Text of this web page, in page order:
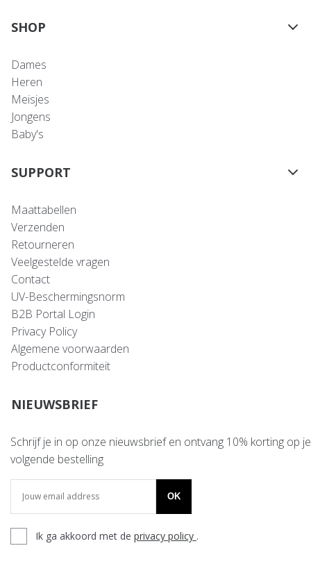
SHOP
Dames
Heren
Meisjes
Jongens
Baby's
SUPPORT
Maattabellen
Verzenden
Retourneren
Veelgestelde vragen
Contact
UV-Beschermingsnorm
B2B Portal Login
Privacy Policy
Algemene voorwaarden
Productconformiteit
NIEUWSBRIEF
Schrijf je in op onze nieuwsbrief en ontvang 10% korting op je
volgende bestelling
OK
Ik ga akkoord met de privacy policy .